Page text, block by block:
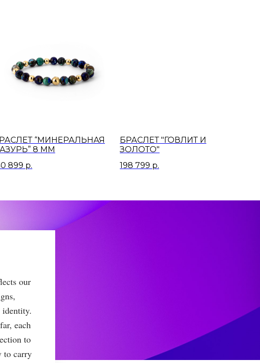
“МИНЕРАЛЬНАЯ
8 ММ
899 р.
БРАСЛЕТ "ГОВЛИТ И
ЗОЛОТО"
198 799 р.
our
identity.
each
to
to carry